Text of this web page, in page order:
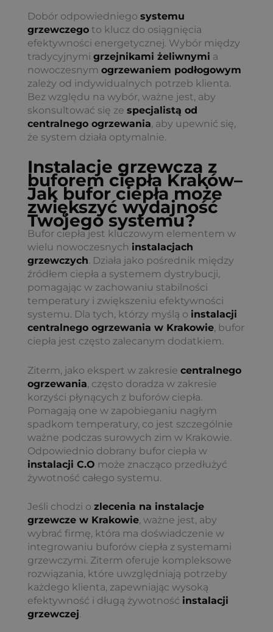
Dobór odpowiedniego systemu
grzewczego to klucz do osiągnięcia
efektywności energetycznej. Wybór między
tradycyjnymi grzejnikami żeliwnymi a
nowoczesnym ogrzewaniem podłogowym
zależy od indywidualnych potrzeb klienta.
Bez względu na wybór, ważne jest, aby
skonsultować się ze specjalistą od
centralnego ogrzewania, aby upewnić się,
że system działa optymalnie.
Instalacje grzewcza z
buforem ciepła Kraków–
Jak bufor ciepła może
zwiększyć wydajność
Twojego systemu?
Bufor ciepła jest kluczowym elementem w
wielu nowoczesnych instalacjach
grzewczych. Działa jako pośrednik między
źródłem ciepła a systemem dystrybucji,
pomagając w zachowaniu stabilności
temperatury i zwiększeniu efektywności
systemu. Dla tych, którzy myślą o instalacji
centralnego ogrzewania w Krakowie, bufor
ciepła jest często zalecanym dodatkiem.
Ziterm, jako ekspert w zakresie centralnego
ogrzewania, często doradza w zakresie
korzyści płynących z buforów ciepła.
Pomagają one w zapobieganiu nagłym
spadkom temperatury, co jest szczególnie
ważne podczas surowych zim w Krakowie.
Odpowiednio dobrany bufor ciepła w
instalacji C.O może znacząco przedłużyć
żywotność całego systemu.
Jeśli chodzi o zlecenia na instalacje
grzewcze w Krakowie, ważne jest, aby
wybrać firmę, która ma doświadczenie w
integrowaniu buforów ciepła z systemami
grzewczymi. Ziterm oferuje kompleksowe
rozwiązania, które uwzględniają potrzeby
każdego klienta, zapewniając wysoką
efektywność i długą żywotność instalacji
grzewczej.